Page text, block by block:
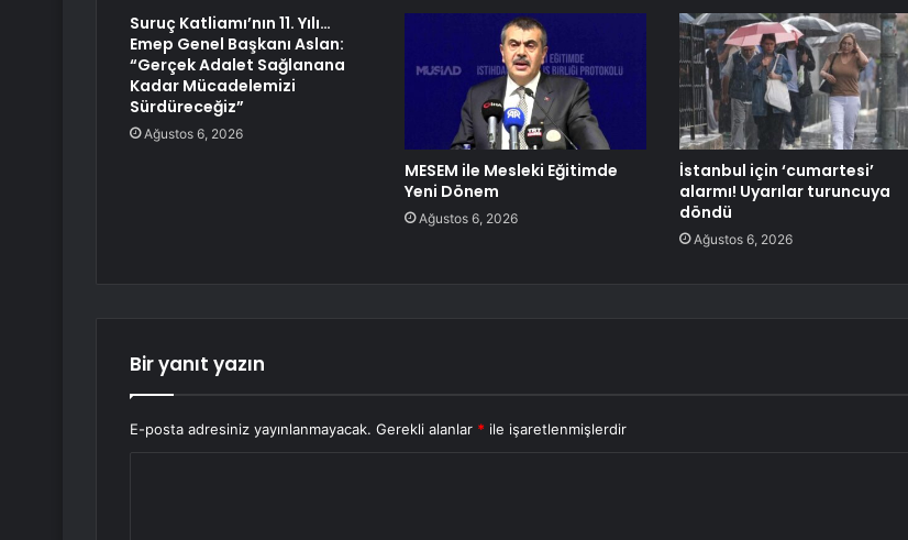
Suruç Katliamı’nın 11. Yılı…
Emep Genel Başkanı Aslan:
“Gerçek Adalet Sağlanana
Kadar Mücadelemizi
Sürdüreceğiz”
Ağustos 6, 2026
MESEM ile Mesleki Eğitimde
Yeni Dönem
Ağustos 6, 2026
İstanbul için ‘cumartesi’
alarmı! Uyarılar turuncuya
döndü
Ağustos 6, 2026
Bir yanıt yazın
E-posta adresiniz yayınlanmayacak. Gerekli alanlar * ile işaretlenmişlerdir